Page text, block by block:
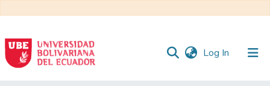
Log In (current)